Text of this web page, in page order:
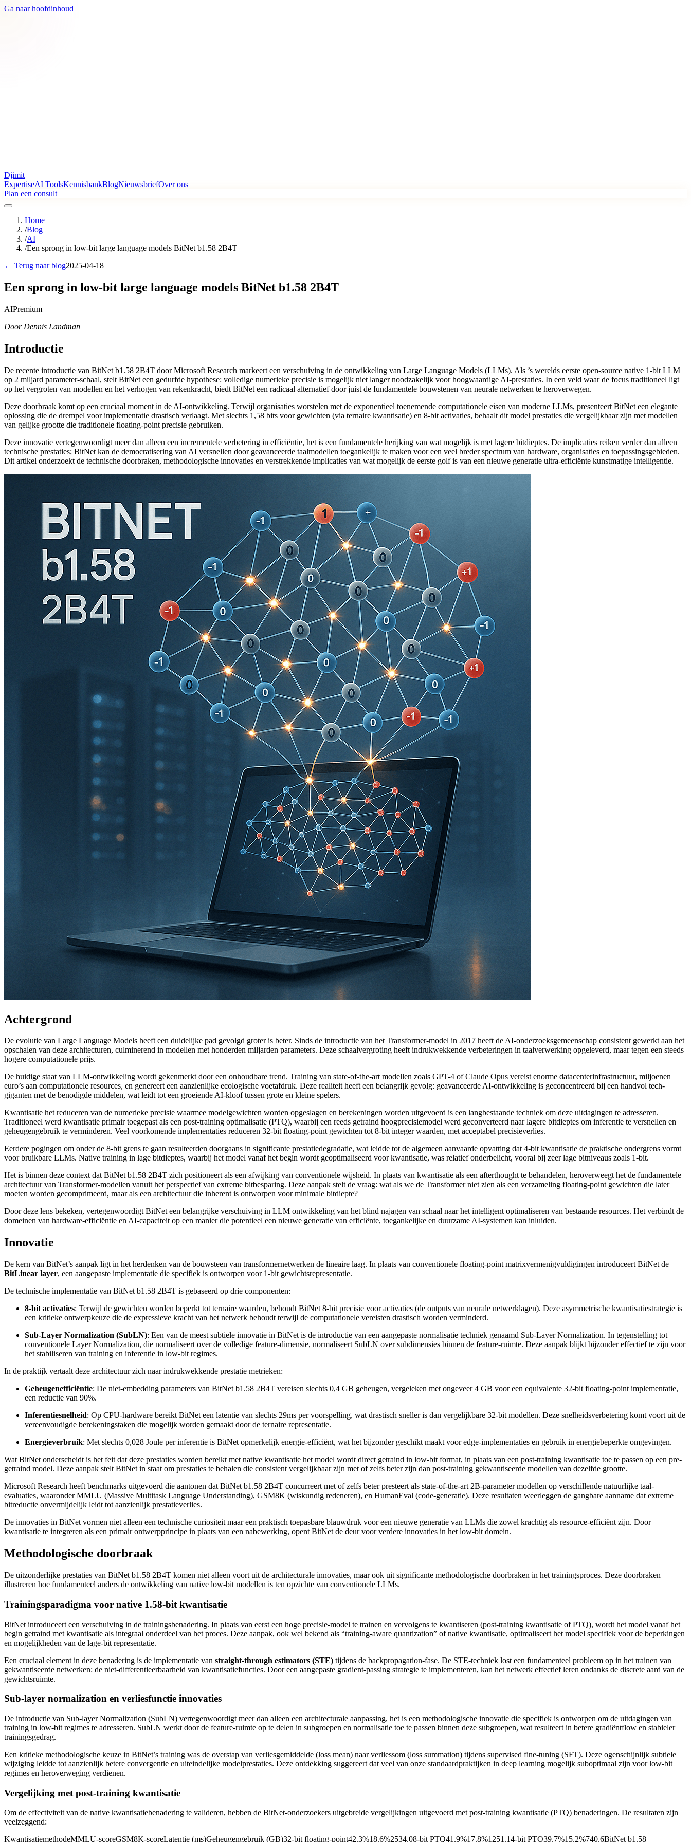
Ga naar hoofdinhoud
Djimit
ExpertiseAI ToolsKennisbankBlogNieuwsbriefOver ons
Plan een consult
Home
/Blog
/AI
/Een sprong in low-bit large language models BitNet b1.58 2B4T
← Terug naar blog2025-04-18
Een sprong in low-bit large language models BitNet b1.58 2B4T
AIPremium
Door Dennis Landman
Introductie
De recente introductie van BitNet b1.58 2B4T door Microsoft Research markeert een verschuiving in de ontwikkeling van Large Language Models (LLMs). Als ’s werelds eerste open-source native 1-bit LLM
op 2 miljard parameter-schaal, stelt BitNet een gedurfde hypothese: volledige numerieke precisie is mogelijk niet langer noodzakelijk voor hoogwaardige AI-prestaties. In een veld waar de focus traditioneel ligt
op het vergroten van modellen en het verhogen van rekenkracht, biedt BitNet een radicaal alternatief door juist de fundamentele bouwstenen van neurale netwerken te heroverwegen.
Deze doorbraak komt op een cruciaal moment in de AI-ontwikkeling. Terwijl organisaties worstelen met de exponentieel toenemende computationele eisen van moderne LLMs, presenteert BitNet een elegante
oplossing die de drempel voor implementatie drastisch verlaagt. Met slechts 1,58 bits voor gewichten (via ternaire kwantisatie) en 8-bit activaties, behaalt dit model prestaties die vergelijkbaar zijn met modellen
van gelijke grootte die traditionele floating-point precisie gebruiken.
Deze innovatie vertegenwoordigt meer dan alleen een incrementele verbetering in efficiëntie, het is een fundamentele herijking van wat mogelijk is met lagere bitdieptes. De implicaties reiken verder dan alleen
technische prestaties; BitNet kan de democratisering van AI versnellen door geavanceerde taalmodellen toegankelijk te maken voor een veel breder spectrum van hardware, organisaties en toepassingsgebieden.
Dit artikel onderzoekt de technische doorbraken, methodologische innovaties en verstrekkende implicaties van wat mogelijk de eerste golf is van een nieuwe generatie ultra-efficiënte kunstmatige intelligentie.
Achtergrond
De evolutie van Large Language Models heeft een duidelijke pad gevolgd groter is beter. Sinds de introductie van het Transformer-model in 2017 heeft de AI-onderzoeksgemeenschap consistent gewerkt aan het
opschalen van deze architecturen, culminerend in modellen met honderden miljarden parameters. Deze schaalvergroting heeft indrukwekkende verbeteringen in taalverwerking opgeleverd, maar tegen een steeds
hogere computationele prijs.
De huidige staat van LLM-ontwikkeling wordt gekenmerkt door een onhoudbare trend. Training van state-of-the-art modellen zoals GPT-4 of Claude Opus vereist enorme datacenterinfrastructuur, miljoenen
euro’s aan computationele resources, en genereert een aanzienlijke ecologische voetafdruk. Deze realiteit heeft een belangrijk gevolg: geavanceerde AI-ontwikkeling is geconcentreerd bij een handvol tech-
giganten met de benodigde middelen, wat leidt tot een groeiende AI-kloof tussen grote en kleine spelers.
Kwantisatie het reduceren van de numerieke precisie waarmee modelgewichten worden opgeslagen en berekeningen worden uitgevoerd is een langbestaande techniek om deze uitdagingen te adresseren.
Traditioneel werd kwantisatie primair toegepast als een post-training optimalisatie (PTQ), waarbij een reeds getraind hoogprecisiemodel werd geconverteerd naar lagere bitdieptes om inferentie te versnellen en
geheugengebruik te verminderen. Veel voorkomende implementaties reduceren 32-bit floating-point gewichten tot 8-bit integer waarden, met acceptabel precisieverlies.
Eerdere pogingen om onder de 8-bit grens te gaan resulteerden doorgaans in significante prestatiedegradatie, wat leidde tot de algemeen aanvaarde opvatting dat 4-bit kwantisatie de praktische ondergrens vormt
voor bruikbare LLMs. Native training in lage bitdieptes, waarbij het model vanaf het begin wordt geoptimaliseerd voor kwantisatie, was relatief onderbelicht, vooral bij zeer lage bitniveaus zoals 1-bit.
Het is binnen deze context dat BitNet b1.58 2B4T zich positioneert als een afwijking van conventionele wijsheid. In plaats van kwantisatie als een afterthought te behandelen, heroverweegt het de fundamentele
architectuur van Transformer-modellen vanuit het perspectief van extreme bitbesparing. Deze aanpak stelt de vraag: wat als we de Transformer niet zien als een verzameling floating-point gewichten die later
moeten worden gecomprimeerd, maar als een architectuur die inherent is ontworpen voor minimale bitdiepte?
Door deze lens bekeken, vertegenwoordigt BitNet een belangrijke verschuiving in LLM ontwikkeling van het blind najagen van schaal naar het intelligent optimaliseren van bestaande resources. Het verbindt de
domeinen van hardware-efficiëntie en AI-capaciteit op een manier die potentieel een nieuwe generatie van efficiënte, toegankelijke en duurzame AI-systemen kan inluiden.
Innovatie
De kern van BitNet’s aanpak ligt in het herdenken van de bouwsteen van transformernetwerken de lineaire laag. In plaats van conventionele floating-point matrixvermenigvuldigingen introduceert BitNet de
BitLinear layer, een aangepaste implementatie die specifiek is ontworpen voor 1-bit gewichtsrepresentatie.
De technische implementatie van BitNet b1.58 2B4T is gebaseerd op drie componenten:
8-bit activaties: Terwijl de gewichten worden beperkt tot ternaire waarden, behoudt BitNet 8-bit precisie voor activaties (de outputs van neurale netwerklagen). Deze asymmetrische kwantisatiestrategie is
een kritieke ontwerpkeuze die de expressieve kracht van het netwerk behoudt terwijl de computationele vereisten drastisch worden verminderd.
Sub-Layer Normalization (SubLN): Een van de meest subtiele innovatie in BitNet is de introductie van een aangepaste normalisatie techniek genaamd Sub-Layer Normalization. In tegenstelling tot
conventionele Layer Normalization, die normaliseert over de volledige feature-dimensie, normaliseert SubLN over subdimensies binnen de feature-ruimte. Deze aanpak blijkt bijzonder effectief te zijn voor
het stabiliseren van training en inferentie in low-bit regimes.
In de praktijk vertaalt deze architectuur zich naar indrukwekkende prestatie metrieken:
Geheugenefficiëntie: De niet-embedding parameters van BitNet b1.58 2B4T vereisen slechts 0,4 GB geheugen, vergeleken met ongeveer 4 GB voor een equivalente 32-bit floating-point implementatie,
een reductie van 90%.
Inferentiesnelheid: Op CPU-hardware bereikt BitNet een latentie van slechts 29ms per voorspelling, wat drastisch sneller is dan vergelijkbare 32-bit modellen. Deze snelheidsverbetering komt voort uit de
vereenvoudigde berekeningstaken die mogelijk worden gemaakt door de ternaire representatie.
Energieverbruik: Met slechts 0,028 Joule per inferentie is BitNet opmerkelijk energie-efficiënt, wat het bijzonder geschikt maakt voor edge-implementaties en gebruik in energiebeperkte omgevingen.
Wat BitNet onderscheidt is het feit dat deze prestaties worden bereikt met native kwantisatie het model wordt direct getraind in low-bit format, in plaats van een post-training kwantisatie toe te passen op een pre-
getraind model. Deze aanpak stelt BitNet in staat om prestaties te behalen die consistent vergelijkbaar zijn met of zelfs beter zijn dan post-training gekwantiseerde modellen van dezelfde grootte.
Microsoft Research heeft benchmarks uitgevoerd die aantonen dat BitNet b1.58 2B4T concurreert met of zelfs beter presteert als state-of-the-art 2B-parameter modellen op verschillende natuurlijke taal-
evaluaties, waaronder MMLU (Massive Multitask Language Understanding), GSM8K (wiskundig redeneren), en HumanEval (code-generatie). Deze resultaten weerleggen de gangbare aanname dat extreme
bitreductie onvermijdelijk leidt tot aanzienlijk prestatieverlies.
De innovaties in BitNet vormen niet alleen een technische curiositeit maar een praktisch toepasbare blauwdruk voor een nieuwe generatie van LLMs die zowel krachtig als resource-efficiënt zijn. Door
kwantisatie te integreren als een primair ontwerpprincipe in plaats van een nabewerking, opent BitNet de deur voor verdere innovaties in het low-bit domein.
Methodologische doorbraak
De uitzonderlijke prestaties van BitNet b1.58 2B4T komen niet alleen voort uit de architecturale innovaties, maar ook uit significante methodologische doorbraken in het trainingsproces. Deze doorbraken
illustreren hoe fundamenteel anders de ontwikkeling van native low-bit modellen is ten opzichte van conventionele LLMs.
Trainingsparadigma voor native 1.58-bit kwantisatie
BitNet introduceert een verschuiving in de trainingsbenadering. In plaats van eerst een hoge precisie-model te trainen en vervolgens te kwantiseren (post-training kwantisatie of PTQ), wordt het model vanaf het
begin getraind met kwantisatie als integraal onderdeel van het proces. Deze aanpak, ook wel bekend als “training-aware quantization” of native kwantisatie, optimaliseert het model specifiek voor de beperkingen
en mogelijkheden van de lage-bit representatie.
Een cruciaal element in deze benadering is de implementatie van straight-through estimators (STE) tijdens de backpropagation-fase. De STE-techniek lost een fundamenteel probleem op in het trainen van
gekwantiseerde netwerken: de niet-differentieerbaarheid van kwantisatiefuncties. Door een aangepaste gradient-passing strategie te implementeren, kan het netwerk effectief leren ondanks de discrete aard van de
gewichtsruimte.
Sub-layer normalization en verliesfunctie innovaties
De introductie van Sub-layer Normalization (SubLN) vertegenwoordigt meer dan alleen een architecturale aanpassing, het is een methodologische innovatie die specifiek is ontworpen om de uitdagingen van
training in low-bit regimes te adresseren. SubLN werkt door de feature-ruimte op te delen in subgroepen en normalisatie toe te passen binnen deze subgroepen, wat resulteert in betere gradiëntflow en stabieler
trainingsgedrag.
Een kritieke methodologische keuze in BitNet’s training was de overstap van verliesgemiddelde (loss mean) naar verliessom (loss summation) tijdens supervised fine-tuning (SFT). Deze ogenschijnlijk subtiele
wijziging leidde tot aanzienlijk betere convergentie en uiteindelijke modelprestaties. Deze ontdekking suggereert dat veel van onze standaardpraktijken in deep learning mogelijk suboptimaal zijn voor low-bit
regimes en heroverweging verdienen.
Vergelijking met post-training kwantisatie
Om de effectiviteit van de native kwantisatiebenadering te valideren, hebben de BitNet-onderzoekers uitgebreide vergelijkingen uitgevoerd met post-training kwantisatie (PTQ) benaderingen. De resultaten zijn
veelzeggend:
KwantisatiemethodeMMLU-scoreGSM8K-scoreLatentie (ms)Geheugengebruik (GB)32-bit floating-point42.3%18.6%2534.08-bit PTQ41.9%17.8%1251.14-bit PTQ39.7%15.2%740.6BitNet b1.58